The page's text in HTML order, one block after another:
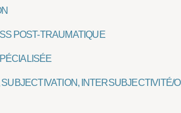
POST-TRAUMATIQUE
INTERSUBJECTIVITÉ/